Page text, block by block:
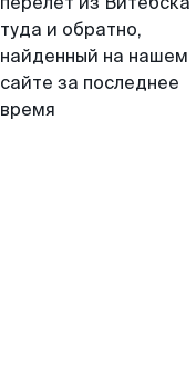
туда и обратно,
найденный на нашем
сайте за последнее
время